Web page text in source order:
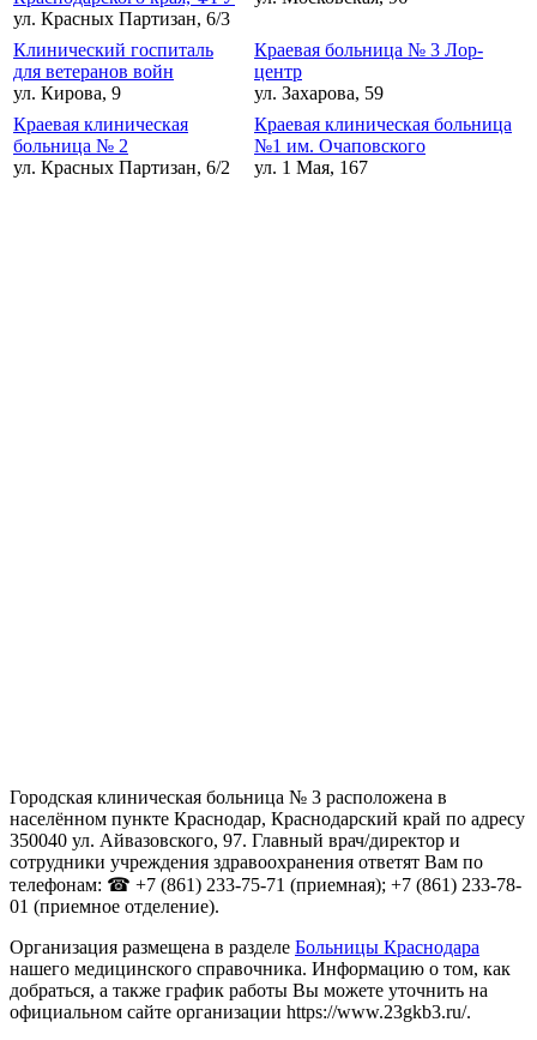
ул. Красных Партизан, 6/3
Клинический госпиталь
для ветеранов войн
ул. Кирова, 9
Краевая больница № 3 Лор-
центр
ул. Захарова, 59
Краевая клиническая
больница № 2
ул. Красных Партизан, 6/2
Краевая клиническая больница
№1 им. Очаповского
ул. 1 Мая, 167
Городская клиническая больница № 3 расположена в
населённом пункте Краснодар, Краснодарский край по адресу
350040 ул. Айвазовского, 97. Главный врач/директор и
сотрудники учреждения здравоохранения ответят Вам по
телефонам: ☎ +7 (861) 233-75-71 (приемная); +7 (861) 233-78-
01 (приемное отделение).
Организация размещена в разделе Больницы Краснодара
нашего медицинского справочника. Информацию о том, как
добраться, а также график работы Вы можете уточнить на
официальном сайте организации https://www.23gkb3.ru/.